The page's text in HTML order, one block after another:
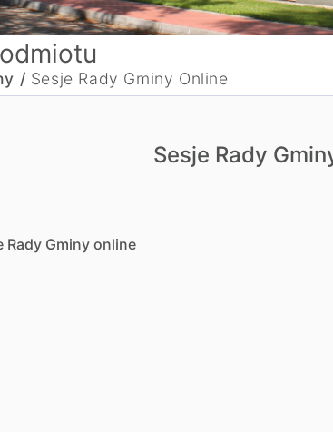
/ Sesje Rady Gminy Online
Sesje Rady
Rady Gminy online